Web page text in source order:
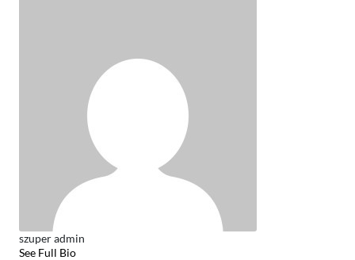
szuper admin
See Full Bio